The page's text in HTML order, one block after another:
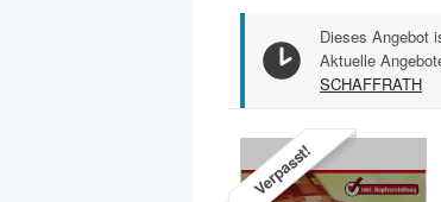
Dieses Angebot
Aktuelle
SCHAFFRATH
Verpasst!